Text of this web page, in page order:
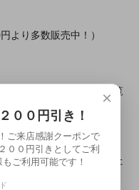
より多数販売中！）
ろしければそちらをご覧
！という方■
０％引きの商品もあった
×
００円引き！
ご来店感謝クーポンで
００円引きとしてご利
ご利用可能です！